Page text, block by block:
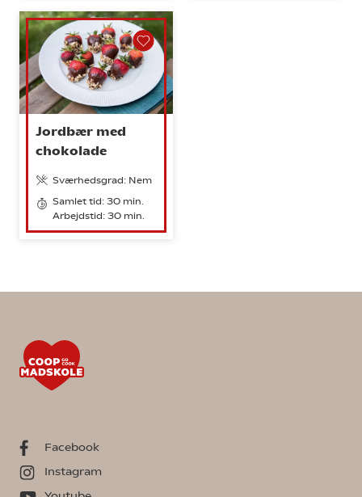
Jordbær med
chokolade
Sværhedsgrad: Nem
Samlet tid: 30 min.
Arbejdstid: 30 min.
Facebook
Instagram